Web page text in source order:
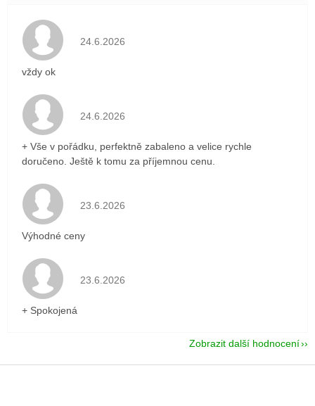
Hodnocení obchodu je 5 z 5 hvězdiček.
24.6.2026
vždy ok
Hodnocení obchodu je 5 z 5 hvězdiček.
24.6.2026
+ Vše v pořádku, perfektně zabaleno a velice rychle
doručeno. Ještě k tomu za příjemnou cenu.
Hodnocení obchodu je 5 z 5 hvězdiček.
23.6.2026
Výhodné ceny
Hodnocení obchodu je 5 z 5 hvězdiček.
23.6.2026
+ Spokojená
Zobrazit další hodnocení